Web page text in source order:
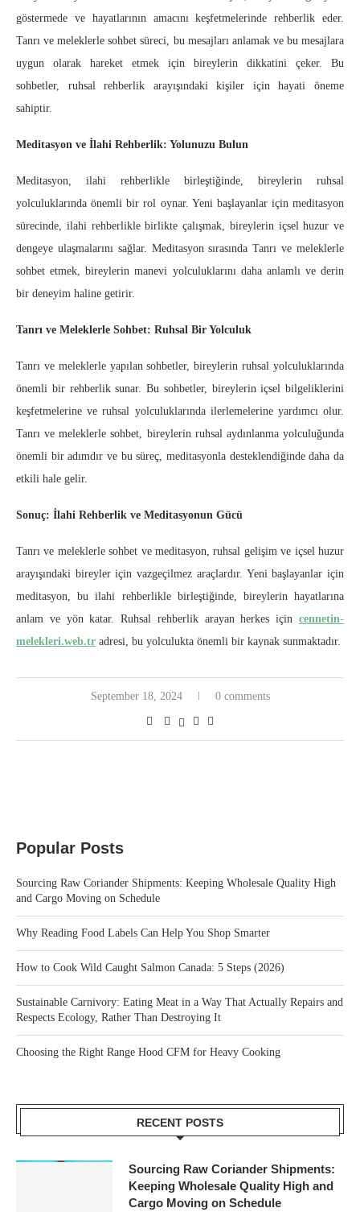
göstermede ve hayatlarının amacını keşfetmelerinde rehberlik eder.
Tanrı ve meleklerle sohbet süreci, bu mesajları anlamak ve bu mesajlara
uygun olarak hareket etmek için bireylerin dikkatini çeker. Bu
sohbetler, ruhsal rehberlik arayışındaki kişiler için hayati öneme
sahiptir.
Meditasyon ve İlahi Rehberlik: Yolunuzu Bulun
Meditasyon, ilahi rehberlikle birleştiğinde, bireylerin ruhsal
yolculuklarında önemli bir rol oynar. Yeni başlayanlar için meditasyon
sürecinde, ilahi rehberlikle birlikte çalışmak, bireylerin içsel huzur ve
dengeye ulaşmalarını sağlar. Meditasyon sırasında Tanrı ve meleklerle
sohbet etmek, bireylerin manevi yolculuklarını daha anlamlı ve derin
bir deneyim haline getirir.
Tanrı ve Meleklerle Sohbet: Ruhsal Bir Yolculuk
Tanrı ve meleklerle yapılan sohbetler, bireylerin ruhsal yolculuklarında
önemli bir rehberlik sunar. Bu sohbetler, bireylerin içsel bilgeliklerini
keşfetmelerine ve ruhsal yolculuklarında ilerlemelerine yardımcı olur.
Tanrı ve meleklerle sohbet, bireylerin ruhsal aydınlanma yolculuğunda
önemli bir adımdır ve bu süreç, meditasyonla desteklendiğinde daha da
etkili hale gelir.
Sonuç: İlahi Rehberlik ve Meditasyonun Gücü
Tanrı ve meleklerle sohbet ve meditasyon, ruhsal gelişim ve içsel huzur
arayışındaki bireyler için vazgeçilmez araçlardır. Yeni başlayanlar için
meditasyon, bu ilahi rehberlikle birleştiğinde, bireylerin hayatlarına
anlam ve yön katar. Ruhsal rehberlik arayan herkes için cennetin-
melekleri.web.tr adresi, bu yolculukta önemli bir kaynak sunmaktadır.
September 18, 2024 0 comments
Popular Posts
Sourcing Raw Coriander Shipments: Keeping Wholesale Quality High
and Cargo Moving on Schedule
Why Reading Food Labels Can Help You Shop Smarter
How to Cook Wild Caught Salmon Canada: 5 Steps (2026)
Sustainable Carnivory: Eating Meat in a Way That Actually Repairs and
Respects Ecology, Rather Than Destroying It
Choosing the Right Range Hood CFM for Heavy Cooking
RECENT POSTS
Sourcing Raw Coriander Shipments:
Keeping Wholesale Quality High and
Cargo Moving on Schedule